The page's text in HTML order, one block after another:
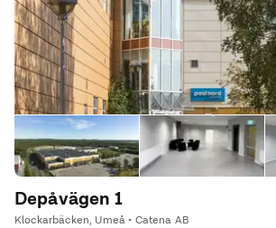
Depåvägen 1
Klockarbäcken, Umeå • Catena AB